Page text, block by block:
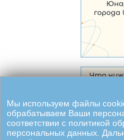
Мы используем файлы
обрабатываем Ваши
соответствии с политикой
персональных данных.